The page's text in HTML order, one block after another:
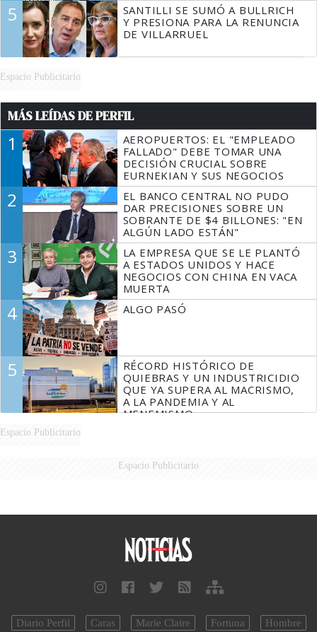
5
SANTILLI SE SUMÓ A BULLRICH
Y PRESIONA PARA LA RENUNCIA
DE VILLARRUEL
Espacio Publicitario
MÁS LEÍDAS DE PERFIL
1
AEROPUERTOS: EL "EMPLEADO
FALLADO" DEBE TOMAR UNA
DECISIÓN CRUCIAL SOBRE
EURNEKIAN Y SUS NEGOCIOS
2
EL BANCO CENTRAL NO PUDO
DAR PRECISIONES SOBRE UN
SOBRANTE DE $4 BILLONES: "EN
ALGÚN LADO ESTÁN"
3
LA EMPRESA QUE SE LE PLANTÓ
A ESTADOS UNIDOS Y HACE
NEGOCIOS CON CHINA EN VACA
MUERTA
4 ALGO PASÓ
5
RÉCORD HISTÓRICO DE
QUIEBRAS Y UN INDUSTRICIDIO
QUE YA SUPERA AL MACRISMO,
A LA PANDEMIA Y AL
MENEMISMO
Espacio Publicitario
Espacio Publicitario
Diario Perfil Caras Marie Claire Fortuna Hombre